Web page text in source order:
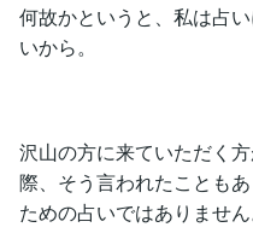
何故かというと、私は占
いから。
沢山の方に来ていただく
際、そう言われたことも
ための占いではありません